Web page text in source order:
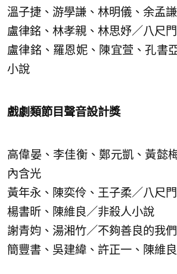
溫子捷、游學謙、林明儀、余孟
盧律銘、林孝親、林思妤／八尺
盧律銘、羅恩妮、陳宜萱、孔書
小說
戲劇類節目聲音設計獎
高偉晏、李佳衡、鄭元凱、黃懿
內含光
黃年永、陳奕伶、王子柔／八尺
楊書昕、陳維良／非殺人小說
謝青㚬、湯湘竹／不夠善良的我們
簡豐書、吳建緯、許正一、陳維